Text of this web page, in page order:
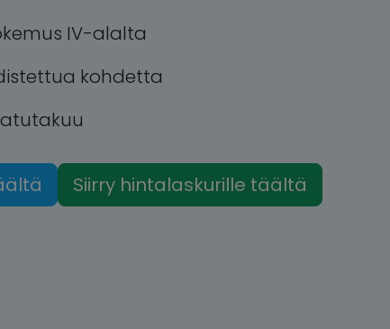
IV-alalta
kohdetta
Siirry hintalaskurille täältä